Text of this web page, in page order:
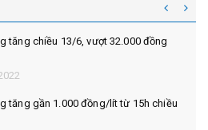
tăng chiều 13/6, vượt 32.000 đồng
tăng gần 1.000 đồng/lít từ 15h chiều